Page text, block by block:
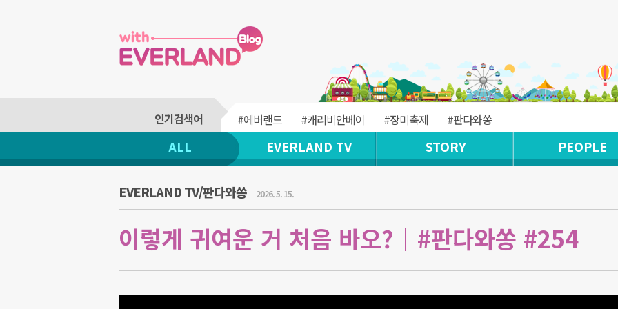
#에버랜드 #캐리비안베이 #장미축제 #판다와쏭
ALL EVERLAND TV STORY PEOPLE
EVERLAND TV/판다와쏭 2026. 5. 15.
이렇게 귀여운 거 처음 바오?｜#판다와쏭 #254